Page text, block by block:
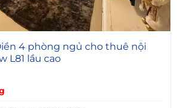
4 phòng ngủ cho thuê nội
L81 lầu cao